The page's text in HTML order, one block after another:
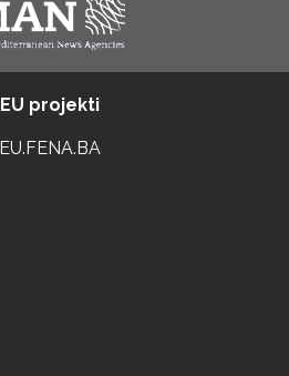
EU projekti
EU.FENA.BA